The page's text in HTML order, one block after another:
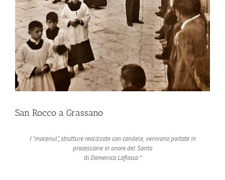
San Rocco a Grassano
I “macenul”, strutture realizzate con candele, venivano portate in
processione in onore del Santo
diDomenico Lafiosca *